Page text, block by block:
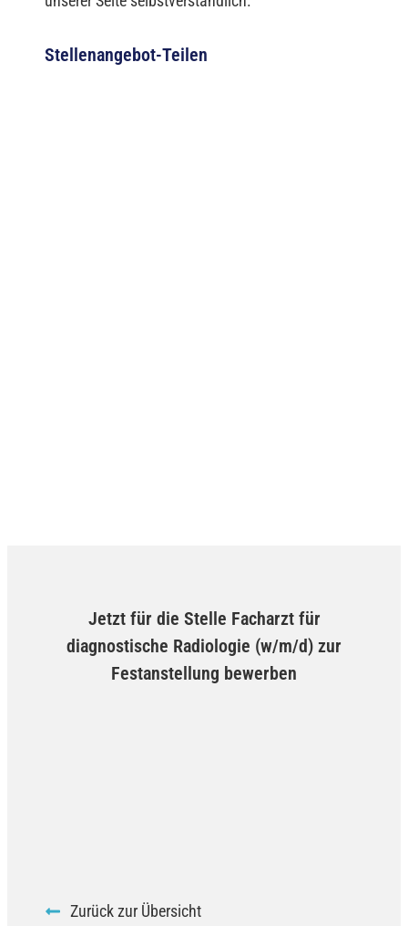
Stellenangebot-Teilen
Jetzt für die Stelle Facharzt für
diagnostische Radiologie (w/m/d) zur
Festanstellung bewerben
Zurück zur Übersicht